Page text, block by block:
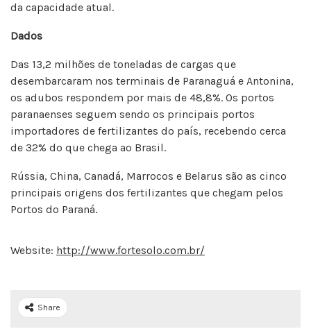
da capacidade atual.
Dados
Das 13,2 milhões de toneladas de cargas que
desembarcaram nos terminais de Paranaguá e Antonina,
os adubos respondem por mais de 48,8%. Os portos
paranaenses seguem sendo os principais portos
importadores de fertilizantes do país, recebendo cerca
de 32% do que chega ao Brasil.
Rússia, China, Canadá, Marrocos e Belarus são as cinco
principais origens dos fertilizantes que chegam pelos
Portos do Paraná.
Website: http://www.fortesolo.com.br/
Share